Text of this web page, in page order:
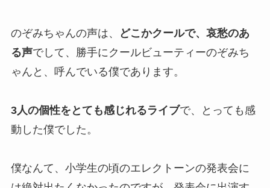
のぞみちゃんの声は、
どこかクールで、哀愁のあ
る声でして、勝手にクールビューティーのぞみち
ゃんと、呼んでいる僕であります。
3人の個性をとても感じれるライブで、とっても感
動した僕でした。
僕なんて、小学生の頃のエレクトーンの発表会に